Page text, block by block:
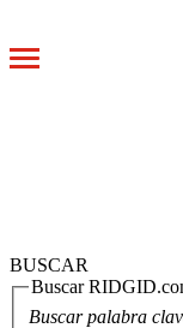
Toggle
BUSCAR
Buscar
Buscar palabra